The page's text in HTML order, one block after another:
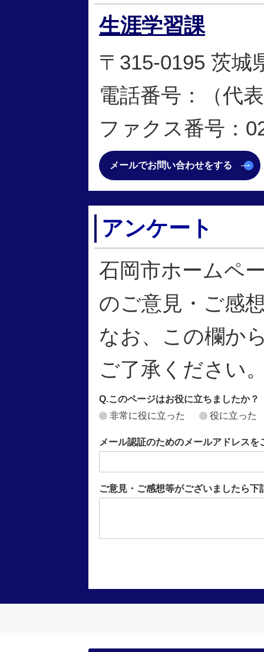
生涯学習課
〒315-0195 茨城
電話番号：（代
ファクス番号：
メールでお問い合わせをする
アンケート
石岡市ホームペ
のご意見・ご感
なお、この欄か
ご了承ください
Q.このページはお役に立ちましたか？
非常に役に立った
役に立った
メール認証のためのメールアドレスを
ご意見・ご感想等がございましたら